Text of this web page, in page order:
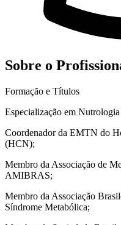
Sobre o
Formação e Títulos
Especialização em
Coordenador da EMTN do
(HCN);
Membro da Associação de
AMIBRAS;
Membro da Associação
Síndrome Metabólica;